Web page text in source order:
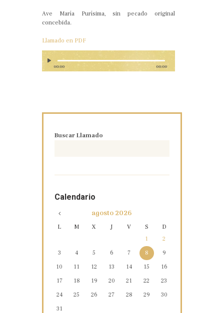
Ave María Purísima, sin pecado original
concebida.
Llamado en PDF
00:00 00:00
Buscar Llamado
Calendario
agosto2026
L M X J V S
D
1
2
3
4 5 6 7 8
9
10
11 12 13 14 15
16
17
18 19 20 21 22
23
24
25 26 27 28 29
30
31